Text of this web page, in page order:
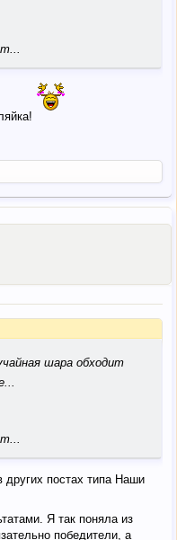
шара обходит
постах типа Наши
Я так поняла из
победители, а